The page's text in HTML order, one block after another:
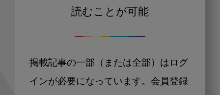
読むことが可能
掲載記事の一部（または全部）はログ
インが必要になっています。会員登録